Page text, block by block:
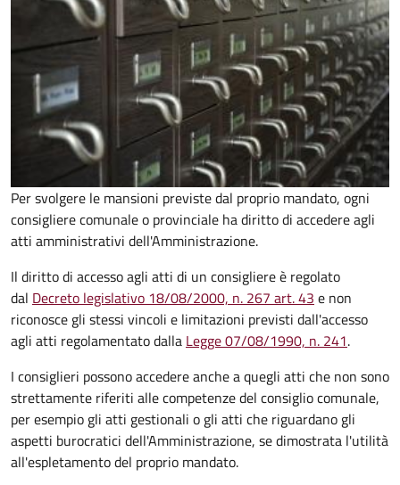
Per svolgere le mansioni previste dal proprio mandato, ogni
consigliere comunale o provinciale ha diritto di accedere agli
atti amministrativi dell'Amministrazione.
Il diritto di accesso agli atti di un consigliere è regolato
dal Decreto legislativo 18/08/2000, n. 267 art. 43 e non
riconosce gli stessi vincoli e limitazioni previsti dall'accesso
agli atti regolamentato dalla Legge 07/08/1990, n. 241.
I consiglieri possono accedere anche a quegli atti che non sono
strettamente riferiti alle competenze del consiglio comunale,
per esempio gli atti gestionali o gli atti che riguardano gli
aspetti burocratici dell'Amministrazione, se dimostrata l'utilità
all'espletamento del proprio mandato.